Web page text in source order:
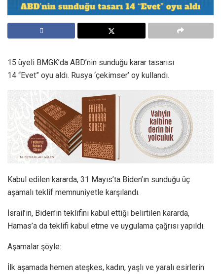
15 üyeli BMGK’da ABD’nin sunduğu karar tasarısı
14 “Evet” oyu aldı. Rusya ‘çekimser’ oy kullandı.
Kabul edilen kararda, 31 Mayıs’ta Biden’ın sunduğu üç
aşamalı teklif memnuniyetle karşılandı.
İsrail’in, Biden’ın teklifini kabul ettiği belirtilen kararda,
Hamas’a da teklifi kabul etme ve uygulama çağrısı yapıldı.
Aşamalar şöyle:
İlk aşamada hemen ateşkes, kadın, yaşlı ve yaralı esirlerin